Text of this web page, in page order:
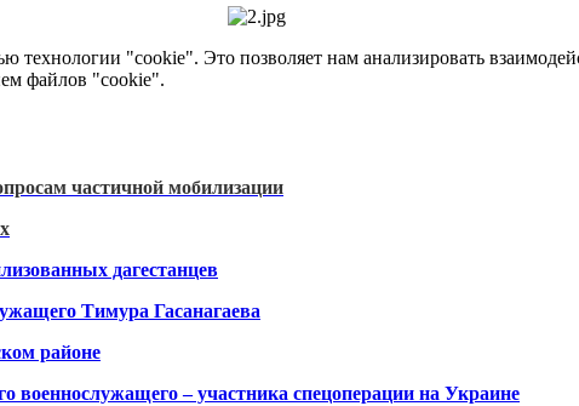
технологии "cookie". Это позволяет нам анализировать
файлов "cookie".
частичной мобилизации
дагестанцев
Тимура Гасанагаева
районе
– участника спецоперации на Украине